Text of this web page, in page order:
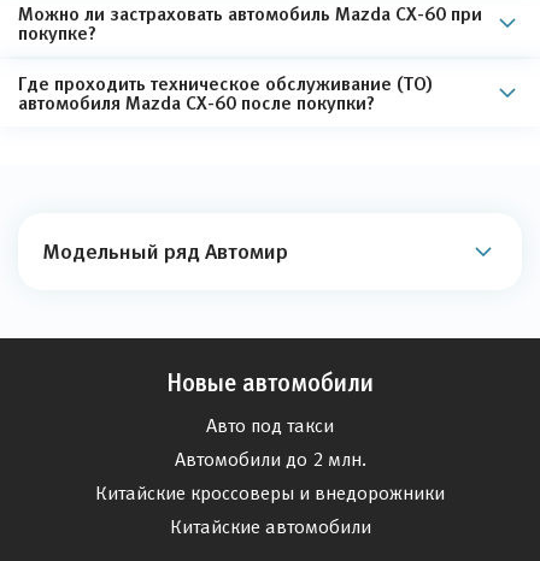
Можно ли застраховать автомобиль Mazda CX-60 при
покупке?
Где проходить техническое обслуживание (ТО)
автомобиля Mazda CX-60 после покупки?
Модельный ряд Автомир
Новые автомобили
Авто под такси
Автомобили до 2 млн.
Китайские кроссоверы и внедорожники
Китайские автомобили